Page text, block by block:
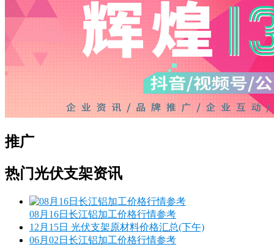
推广
热门光伏支架资讯
08月16日长江铝加工价格行情参考
12月15日 光伏支架原材料价格汇总(下午)
06月02日长江铝加工价格行情参考